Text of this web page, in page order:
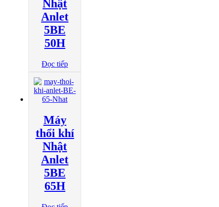
Nhật
Anlet
5BE
50H
Đọc tiếp
Máy
thổi khí
Nhật
Anlet
5BE
65H